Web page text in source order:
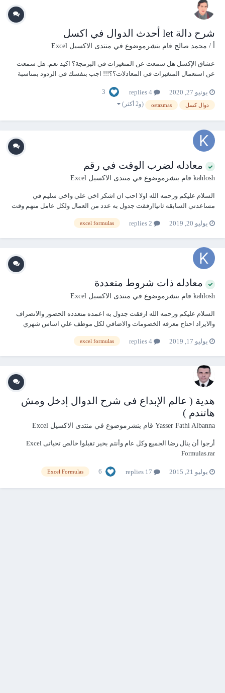
شرح دالة let أحدث الدوال في اكسل
أ / محمد صالح قام بنشرموضوع في منتدى الاكسيل Excel
عشاق الإكسل هل سمعت عن المتغيرات في البرمجة؟ اكيد نعم. هل سمعت
عن استعمال المتغيرات في المعادلات؟؟!!! اجب بنفسك في الردود بمناسبة
office insider...
يونيو 27, 2020 3
دوال كسل ostazmas (و2 أكثر)
معادله لضرب الوقت في رقم
kahlosh قام بنشرموضوع في منتدى الاكسيل Excel
السلام عليكم ورحمه الله اولا احب ان اشكر اخي علي واخي سليم في
مساعدتي السابقه ثانياارفقت جدول به عدد من العمال ولكل عامل منهم وقت
قيمتها 75 جنيه مثلا اذا كان الشخص أ لديه 5:00 ساعات فان قيمه هذه
يوليو 20, 2019 excel formulas
معادله ذات شروط متعددة
kahlosh قام بنشرموضوع في منتدى الاكسيل Excel
السلام عليكم ورحمه الله ارفقت جدول به اعمده متعدده الحضور والانصراف
والايراد احتاج معرفه الخصومات والاضافي لكل موظف علي اساس شهري
شي احتاج معادله للشروط التاليه اذ كان اليوم هو الجمعه وكان قيمه الايراد
يوليو 17, 2019 excel formulas
هدية ( عالم الإبداع فى شرح الدوال إدخل ومش
هاتندم )
Yasser Fathi Albanna قام بنشرموضوع في منتدى الاكسيل Excel
أرجوا أن ينال رضا الجميع وكل عام وأنتم بخير تقبلوا خالص تحياتى Excel
Formulas.rar
يوليو 21, 2015 6
Excel Formulas